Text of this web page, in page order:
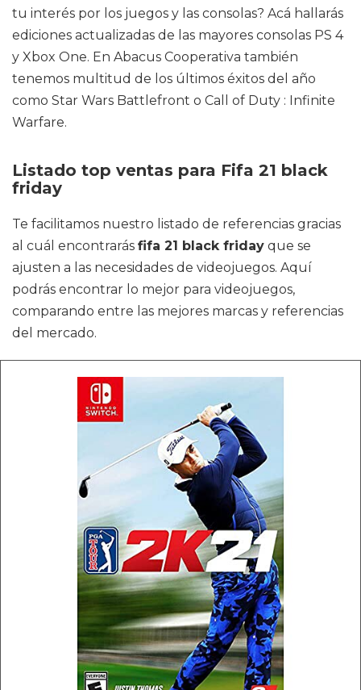
tu interés por los juegos y las consolas? Acá hallarás
ediciones actualizadas de las mayores consolas PS 4
y Xbox One. En Abacus Cooperativa también
tenemos multitud de los últimos éxitos del año
como Star Wars Battlefront o Call of Duty : Infinite
Warfare.
Listado top ventas para Fifa 21 black
friday
Te facilitamos nuestro listado de referencias gracias
al cuál encontrarás fifa 21 black friday que se
ajusten a las necesidades de videojuegos. Aquí
podrás encontrar lo mejor para videojuegos,
comparando entre las mejores marcas y referencias
del mercado.